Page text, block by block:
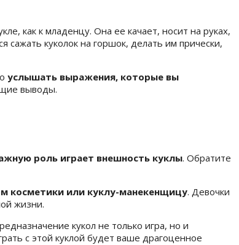
как к младенцу. Она ее качает, носит на руках,
сажать куколок на горшок, делать им прически,
услышать выражения, которые вы
выводы.
роль играет внешность куклы. Обратите
косметики или куклу-манекенщицу. Девочки
жизни.
кукол не только игра, но и
с этой куклой будет ваше драгоценное